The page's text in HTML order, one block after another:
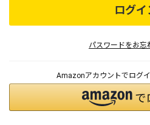
ログイ
パスワードをお忘
Amazonアカウントでログ